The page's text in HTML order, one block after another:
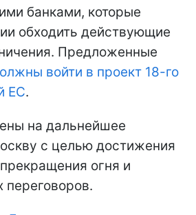
банками, которые
обходить действующие
Предложенные
войти в проект 18-го
ЕС.
на дальнейшее
с целью достижения
огня и
переговоров.